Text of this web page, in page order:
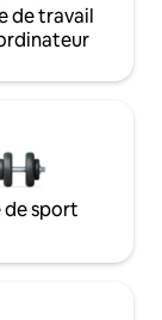
de travail
de sport